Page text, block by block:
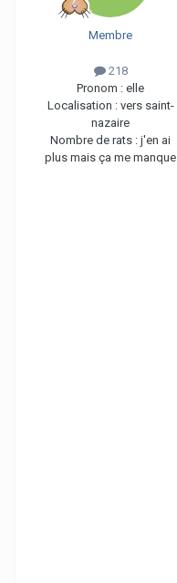
Membre
218
Pronom : elle
Localisation : vers saint-
nazaire
Nombre de rats : j'en ai
plus mais ça me manque